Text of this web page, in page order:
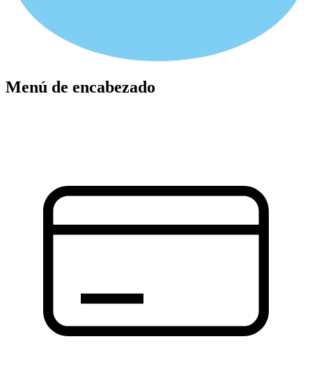
Menú de encabezado